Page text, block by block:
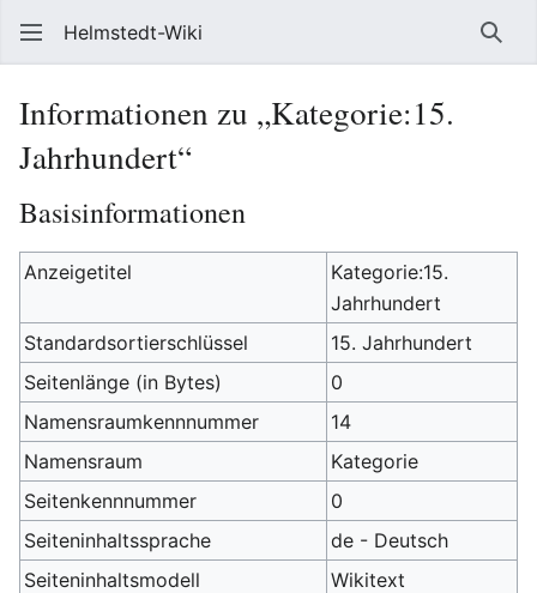
Helmstedt-Wiki
Informationen zu „Kategorie:15.
Jahrhundert“
Basisinformationen
Anzeigetitel
Kategorie:15.
Jahrhundert
Standardsortierschlüssel
15. Jahrhundert
Seitenlänge (in Bytes)
0
Namensraumkennnummer
14
Namensraum
Kategorie
Seitenkennnummer
0
Seiteninhaltssprache
de - Deutsch
Seiteninhaltsmodell
Wikitext